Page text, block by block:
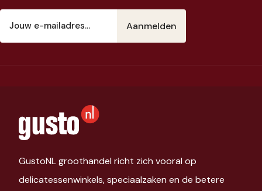
mailadres
GustoNL groothandel richt zich vooral op
delicatessenwinkels, speciaalzaken en de betere